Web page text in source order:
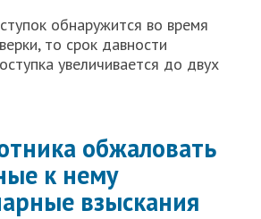
обнаружится во время
то срок давности
увеличивается до двух
обжаловать
к нему
взыскания